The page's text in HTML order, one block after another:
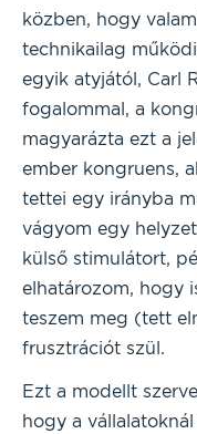
közben, hogy
technikailag
egyik atyjától, Carl
fogalommal, a
magyarázta ezt a
ember kongruens,
tettei egy irányba
vágyom egy
külső stimulátort,
elhatározom, hogy
teszem meg (tett
frusztrációt szül.
Ezt a modellt
hogy a